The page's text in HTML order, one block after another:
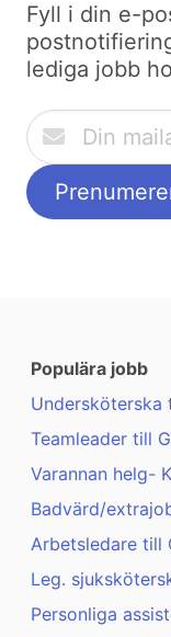
Fyll i din e-
lediga jobb
Populära jobb
Undersköterska
Teamleader till
Varannan helg-
Badvärd/
Arbetsledare till
Leg.
Personliga